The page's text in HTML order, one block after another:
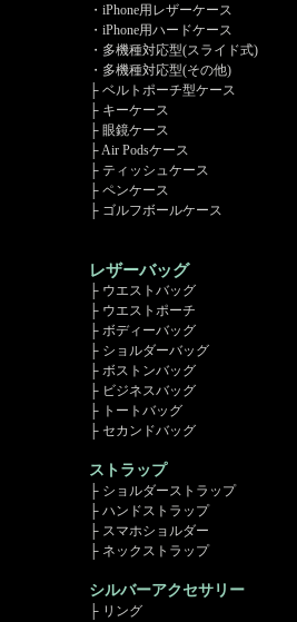
・iPhone用レザーケース
・iPhone用ハードケース
・多機種対応型(スライド式)
・多機種対応型(その他)
├ ベルトポーチ型ケース
├ キーケース
├ 眼鏡ケース
├ Air Podsケース
├ ティッシュケース
├ ペンケース
├ ゴルフボールケース
レザーバッグ
├ ウエストバッグ
├ ウエストポーチ
├ ボディーバッグ
├ ショルダーバッグ
├ ボストンバッグ
├ ビジネスバッグ
├ トートバッグ
├ セカンドバッグ
ストラップ
├ ショルダーストラップ
├ ハンドストラップ
├ スマホショルダー
├ ネックストラップ
シルバーアクセサリー
├ リング